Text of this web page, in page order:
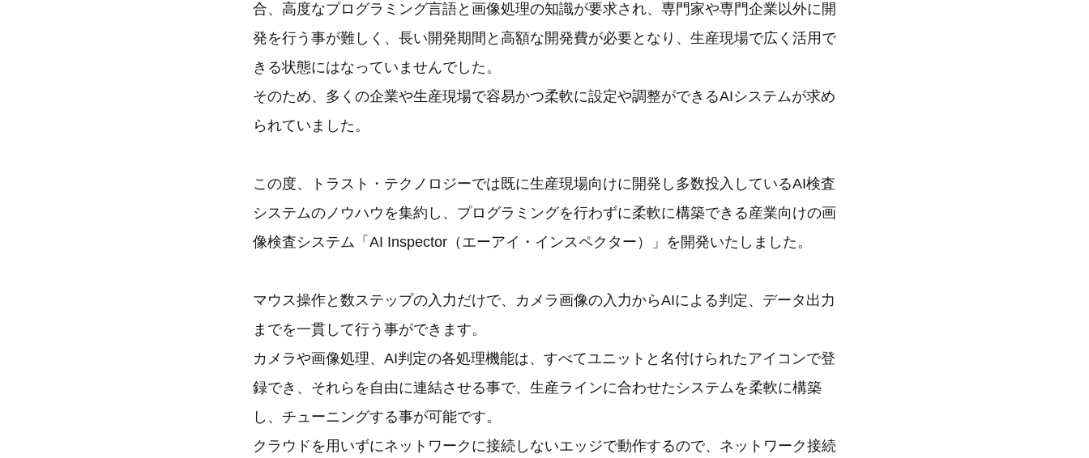
合、高度なプログラミング言語と画像処理の知識が要求され、専門家や専門企業以外に開
発を行う事が難しく、長い開発期間と高額な開発費が必要となり、生産現場で広く活用で
きる状態にはなっていませんでした。
そのため、多くの企業や生産現場で容易かつ柔軟に設定や調整ができるAIシステムが求め
られていました。
この度、トラスト・テクノロジーでは既に生産現場向けに開発し多数投入しているAI検査
システムのノウハウを集約し、プログラミングを行わずに柔軟に構築できる産業向けの画
像検査システム「AI Inspector（エーアイ・インスペクター）」を開発いたしました。
マウス操作と数ステップの入力だけで、カメラ画像の入力からAIによる判定、データ出力
までを一貫して行う事ができます。
カメラや画像処理、AI判定の各処理機能は、すべてユニットと名付けられたアイコンで登
録でき、それらを自由に連結させる事で、生産ラインに合わせたシステムを柔軟に構築
し、チューニングする事が可能です。
クラウドを用いずにネットワークに接続しないエッジで動作するので、ネットワーク接続